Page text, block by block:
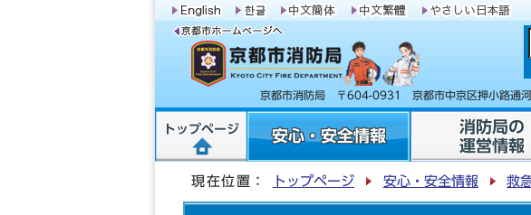
京都市消防局 〒604-0931 京都市中京区押小路通
トップページ 安心・安全情報
消防局の
運営情報
現在位置： トップページ 安心・安全情報 救